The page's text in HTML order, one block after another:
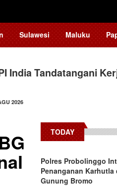
Sulawesi Maluku
India Tandatangani
2026
TODAY
Polres Probolinggo
Penanganan Karhutla
Gunung Bromo